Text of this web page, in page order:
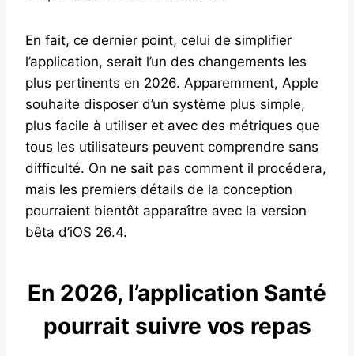
En fait, ce dernier point, celui de simplifier
l’application, serait l’un des changements les
plus pertinents en 2026. Apparemment, Apple
souhaite disposer d’un système plus simple,
plus facile à utiliser et avec des métriques que
tous les utilisateurs peuvent comprendre sans
difficulté. On ne sait pas comment il procédera,
mais les premiers détails de la conception
pourraient bientôt apparaître avec la version
bêta d’iOS 26.4.
En 2026, l’application Santé
pourrait suivre vos repas